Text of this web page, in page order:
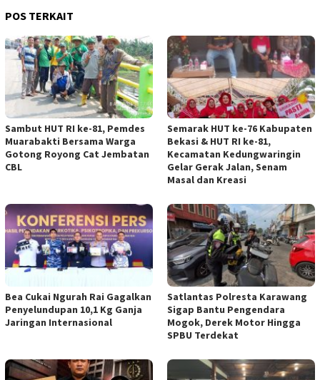
POS TERKAIT
Sambut HUT RI ke-81, Pemdes
Muarabakti Bersama Warga
Gotong Royong Cat Jembatan
CBL
Semarak HUT ke-76 Kabupaten
Bekasi & HUT RI ke-81,
Kecamatan Kedungwaringin
Gelar Gerak Jalan, Senam
Masal dan Kreasi
Bea Cukai Ngurah Rai Gagalkan
Penyelundupan 10,1 Kg Ganja
Jaringan Internasional
Satlantas Polresta Karawang
Sigap Bantu Pengendara
Mogok, Derek Motor Hingga
SPBU Terdekat